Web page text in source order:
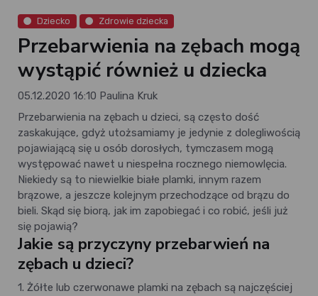
Dziecko Zdrowie dziecka
Przebarwienia na zębach mogą
wystąpić również u dziecka
05.12.2020 16:10 Paulina Kruk
Przebarwienia na zębach u dzieci, są często dość
zaskakujące, gdyż utożsamiamy je jedynie z dolegliwością
pojawiającą się u osób dorosłych, tymczasem mogą
występować nawet u niespełna rocznego niemowlęcia.
Niekiedy są to niewielkie białe plamki, innym razem
brązowe, a jeszcze kolejnym przechodzące od brązu do
bieli. Skąd się biorą, jak im zapobiegać i co robić, jeśli już
się pojawią?
Jakie są przyczyny przebarwień na
zębach u dzieci?
1. Żółte lub czerwonawe plamki na zębach są najczęściej